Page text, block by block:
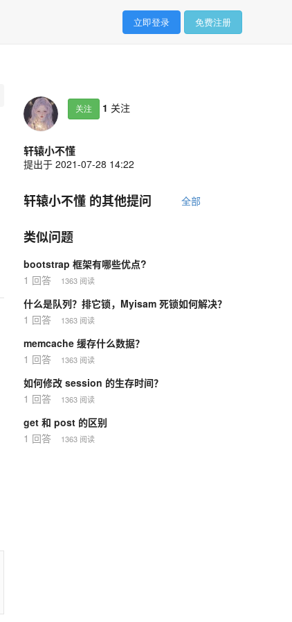
立即登录 免费注册
关注 1 关注
轩辕小不懂
提出于 2021-07-28 14:22
全部
轩辕小不懂 的其他提问
类似问题
bootstrap 框架有哪些优点?
1 回答
1363 阅读
什么是队列？排它锁，Myisam 死锁如何解决？
1 回答
1363 阅读
memcache 缓存什么数据？
1 回答
1363 阅读
如何修改 session 的生存时间？
1 回答
1363 阅读
get 和 post 的区别
1 回答
1363 阅读